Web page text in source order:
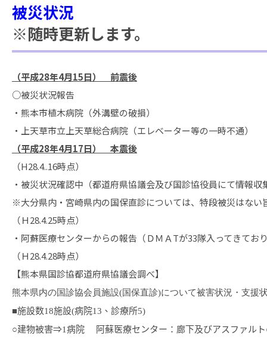
被災状況
※随時更新します。
（平成28年4月15日） 前震後
○被災状況報告
・熊本市植木病院（外溝壁の破損）
・上天草市立上天草総合病院（エレベーター等の一時不通）
（平成28年4月17日） 本震後
（H28.4..16時点）
・被災状況確認中（都道府県協議会及び国診協役員にて情報
※大分県内・宮崎県内の国保直診については、特段被災はない
（Ｈ28.4.25時点）
・阿蘇医療センターからの報告（ＤＭＡTが33隊入ってきて
（Ｈ28.4.28時点）
【熊本県国診協都道府県協議会調べ】
熊本県内の国診協会員施設(国保直診)について被害状況・支援
■施設数18施設(病院13、診療所5)
○建物被害⇒1病院 阿蘇医療センター：廊下及びアスファルト